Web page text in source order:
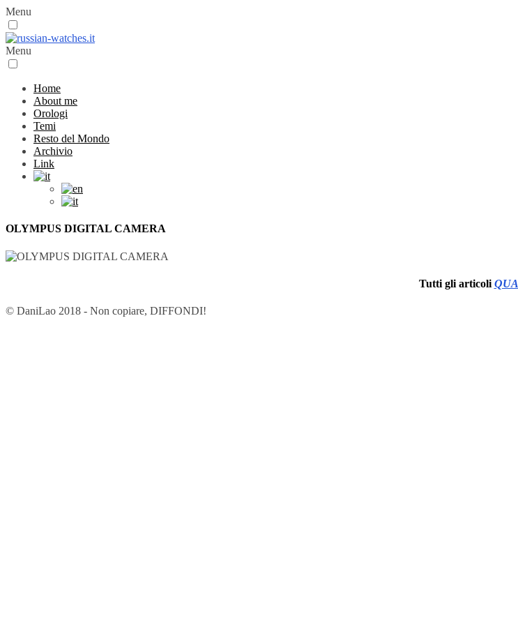
Menu
Menu
Home
About me
Orologi
Temi
Resto del Mondo
Archivio
Link
OLYMPUS DIGITAL CAMERA
Tutti gli articoli QUA
© DaniLao 2018 - Non copiare, DIFFONDI!